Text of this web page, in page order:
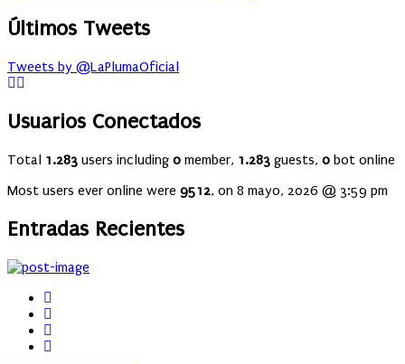
Últimos Tweets
Tweets by @LaPlumaOficial
Usuarios Conectados
Total 1.283 users including 0 member, 1.283 guests, 0 bot online
Most users ever online were 9512, on 8 mayo, 2026 @ 3:59 pm
Entradas Recientes